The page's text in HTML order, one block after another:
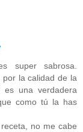
super sabrosa.
la calidad de la
una verdadera
como tú la has
no me cabe